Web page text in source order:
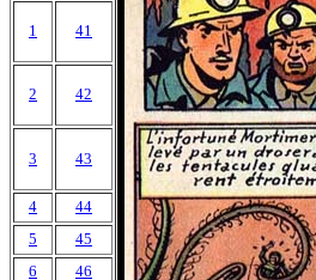
1 41
2 42
3 43
4
44
5
45
6
46